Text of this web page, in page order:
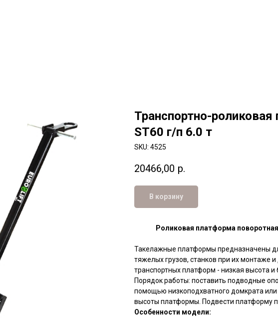
Транспортно-
ST60 г/п 6.0 т
SKU: 4525
20466,00 р.
В корзину
Роликовая платформа
Такелажные платформы предназначены
тяжелых грузов, станков при их монтаже
транспортных платформ - низкая высота
Порядок работы: поставить подводные
помощью низкоподхватного домкрата
высоты платформы. Подвести платформу
Особенности модели: